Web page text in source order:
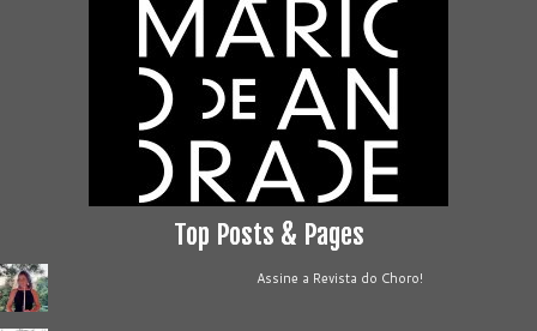
Top Posts & Pages
Assine a Revista do Choro!